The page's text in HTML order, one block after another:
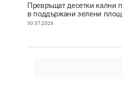
Превръщат десетки кални
в поддържани зелени
евро
30.07.2026